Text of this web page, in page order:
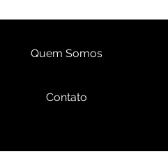
Quem Somos
Contato